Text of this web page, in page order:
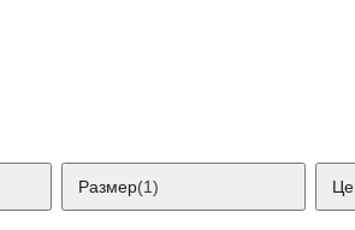
Размер(1)